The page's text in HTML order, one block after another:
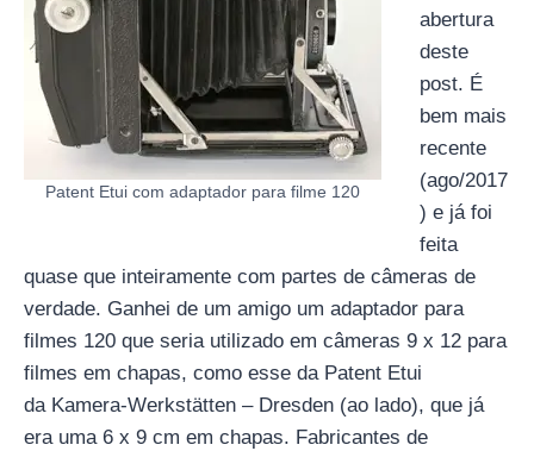
Patent Etui com adaptador para filme 120
abertura
deste
post. É
bem mais
recente
(ago/2017
) e já foi
feita
quase que inteiramente com partes de câmeras de
verdade. Ganhei de um amigo um adaptador para
filmes 120 que seria utilizado em câmeras 9 x 12 para
filmes em chapas, como esse da Patent Etui
da Kamera-Werkstätten – Dresden (ao lado), que já
era uma 6 x 9 cm em chapas. Fabricantes de